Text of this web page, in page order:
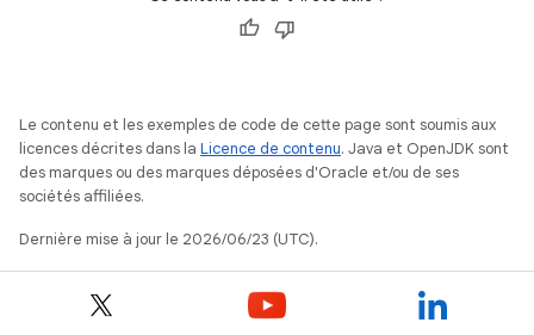
Le contenu et les exemples de code de cette page sont soumis aux
licences décrites dans la Licence de contenu. Java et OpenJDK sont
des marques ou des marques déposées d'Oracle et/ou de ses
sociétés affiliées.
Dernière mise à jour le 2026/06/23 (UTC).